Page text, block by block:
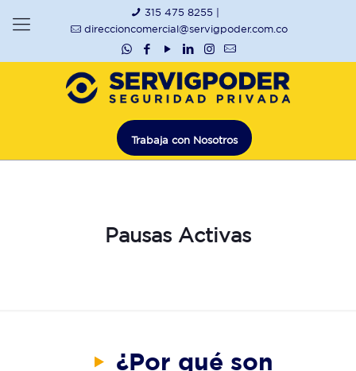
315 475 8255 |
direccioncomercial@servigpoder.com.co
Trabaja con Nosotros
Pausas Activas
¿Por qué son